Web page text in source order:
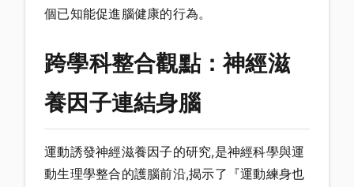
個已知能促進腦健康的行為。
跨學科整合觀點：神經滋
養因子連結身腦
運動誘發神經滋養因子的研究,是神經科學與運
動生理學整合的護腦前沿,揭示了『運動練身也